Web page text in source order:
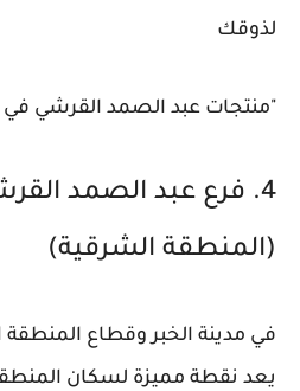
لذوقك
"منتجات عبد الصمد القرشي في
4. فرع عبد الصمد
(المنطقة الشرقية)
في مدينة الخبر وقطاع المنطقة
يعد نقطة مميزة لسكان